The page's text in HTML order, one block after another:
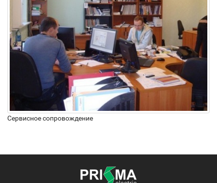
Сервисное сопровождение